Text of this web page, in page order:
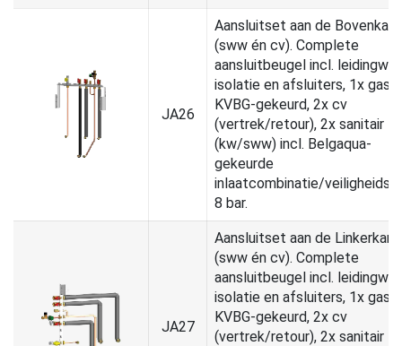
JA26
Aansluitset aan de Bovenkant
(sww én cv). Complete
aansluitbeugel incl.
isolatie en afsluiters, 1x gas
KVBG-gekeurd, 2x cv
(vertrek/retour), 2x sanitair
(kw/sww) incl. Belgaqua-
gekeurde
inlaatcombinatie/
8 bar.
JA27
Aansluitset aan de Linkerkant
(sww én cv). Complete
aansluitbeugel incl.
isolatie en afsluiters, 1x gas
KVBG-gekeurd, 2x cv
(vertrek/retour), 2x sanitair